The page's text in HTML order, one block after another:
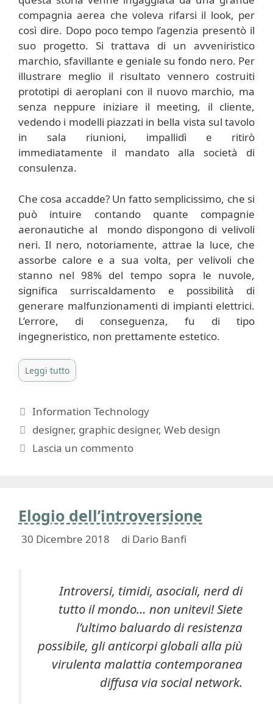
compagnia aerea che voleva rifarsi il look, per
così dire. Dopo poco tempo l’agenzia presentò il
suo progetto. Si trattava di un avveniristico
marchio, sfavillante e geniale su fondo nero. Per
illustrare meglio il risultato vennero costruiti
prototipi di aeroplani con il nuovo marchio, ma
senza neppure iniziare il meeting, il cliente,
vedendo i modelli piazzati in bella vista sul tavolo
in sala riunioni, impallidì e ritirò
immediatamente il mandato alla società di
consulenza.
Che cosa accadde? Un fatto semplicissimo, che si
può intuire contando quante compagnie
aeronautiche al mondo dispongono di velivoli
neri. Il nero, notoriamente, attrae la luce, che
assorbe calore e a sua volta, per velivoli che
stanno nel 98% del tempo sopra le nuvole,
significa surriscaldamento e possibilità di
generare malfunzionamenti di impianti elettrici.
L’errore, di conseguenza, fu di tipo
ingegneristico, non prettamente estetico.
Leggi tutto
Categorie
Information Technology
Tag
designer, graphic designer,Web design
Lascia un commento
Elogio dell’introversione
30 Dicembre 2018 di Dario Banfi
Introversi, timidi, asociali, nerd di
tutto il mondo… non unitevi! Siete
l’ultimo baluardo di resistenza
possibile, gli anticorpi globali alla più
virulenta malattia contemporanea
diffusa via social network.